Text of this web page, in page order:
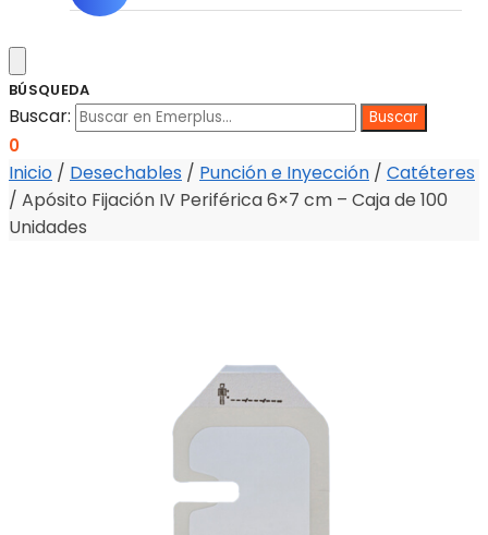
BÚSQUEDA
Buscar:
0
Inicio / Desechables / Punción e Inyección / Catéteres
/ Apósito Fijación IV Periférica 6×7 cm – Caja de 100
Unidades